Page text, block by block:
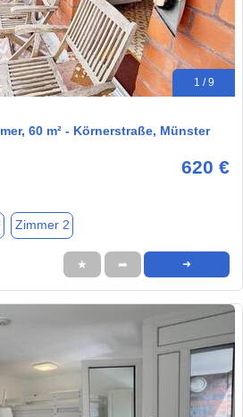
1 / 9
60 m² - Körnerstraße, Münster
620 €
Zimmer 2
★ ➦ ➜